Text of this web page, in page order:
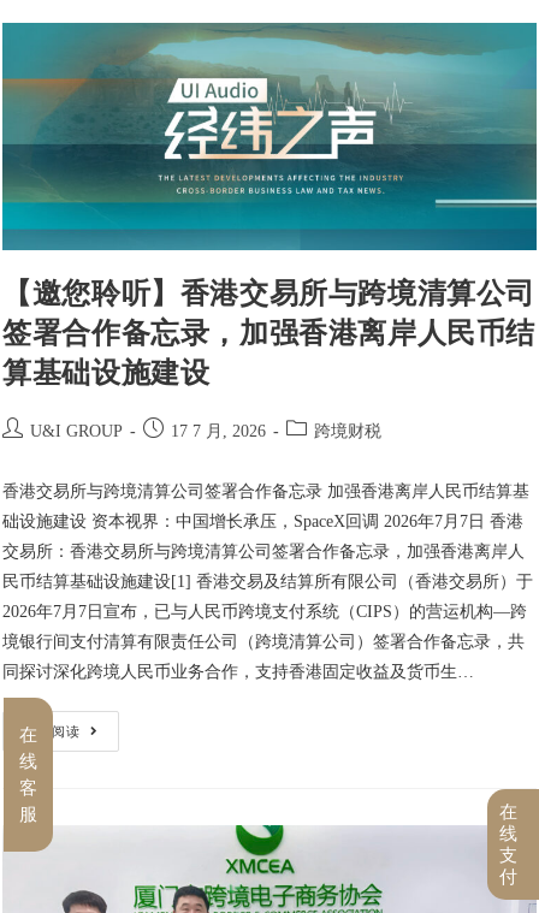
【邀您聆听】香港交易所与跨境清算公司
签署合作备忘录，加强香港离岸人民币结
算基础设施建设
U&I GROUP 17 7 月, 2026 跨境财税
香港交易所与跨境清算公司签署合作备忘录 加强香港离岸人民币结算基
础设施建设 资本视界：中国增长承压，SpaceX回调 2026年7月7日 香港
交易所：香港交易所与跨境清算公司签署合作备忘录，加强香港离岸人
民币结算基础设施建设[1] 香港交易及结算所有限公司（香港交易所）于
2026年7月7日宣布，已与人民币跨境支付系统（CIPS）的营运机构—跨
境银行间支付清算有限责任公司（跨境清算公司）签署合作备忘录，共
同探讨深化跨境人民币业务合作，支持香港固定收益及货币生…
继续阅读
在
线
客
服
在
线
支
付